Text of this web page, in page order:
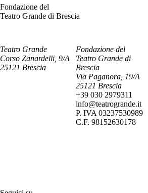
Fondazione del
Teatro Grande di Brescia
Teatro Grande
Corso Zanardelli, 9/A
25121 Brescia
Fondazione del
Teatro Grande di
Brescia
Via Paganora, 19/A
25121 Brescia
+39 030 2979311
info@teatrogrande.it
P. IVA 03237530989
C.F. 98152630178